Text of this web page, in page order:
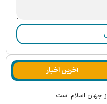
آخرین اخبار
جهان اسلام است